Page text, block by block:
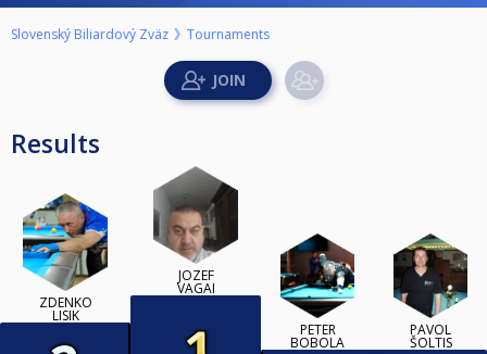
Slovenský Biliardový Zväz Tournaments
Results
ZDENKO
LISIK
JOZEF
VAGAI
PETER
BOBOLA
PAVOL
ŠOLTIS